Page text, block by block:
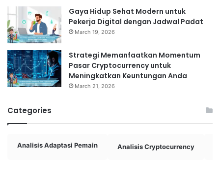
Gaya Hidup Sehat Modern untuk
Pekerja Digital dengan Jadwal Padat
March 19, 2026
Strategi Memanfaatkan Momentum
Pasar Cryptocurrency untuk
Meningkatkan Keuntungan Anda
March 21, 2026
Categories
Analisis Adaptasi Pemain Analisis Cryptocurrency